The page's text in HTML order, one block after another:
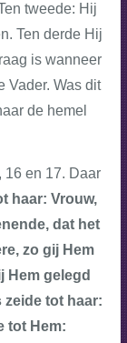
tweede: Hij
Ten derde Hij
is wanneer
Vader. Was dit
de hemel
16 en 17. Daar
haar: Vrouw,
dat het
zo gij Hem
Hem gelegd
zeide tot haar:
tot Hem: